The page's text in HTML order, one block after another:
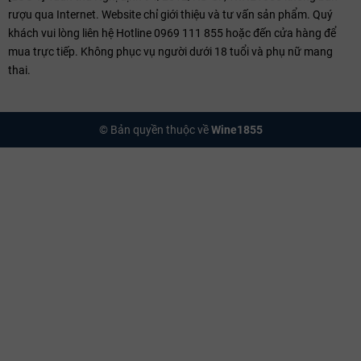
tại Pauillac với phong cách mềm mại hơn.
Château Trotte Vieille:
Đại diện Premier Grand Cru Classé đỉnh
cao tại vùng Saint-Émilion.
trúc mạnh mẽ.
Kỹ thuật Sản xuất
rượu qua Internet. Website chỉ giới thiệu và tư vấn sản phẩm. Quý
khách vui lòng liên hệ Hotline 0969 111 855 hoặc đến cửa hàng để
mua trực tiếp. Không phục vụ người dưới 18 tuổi và phụ nữ mang
thai.
© Bản quyền thuộc vềWine1855